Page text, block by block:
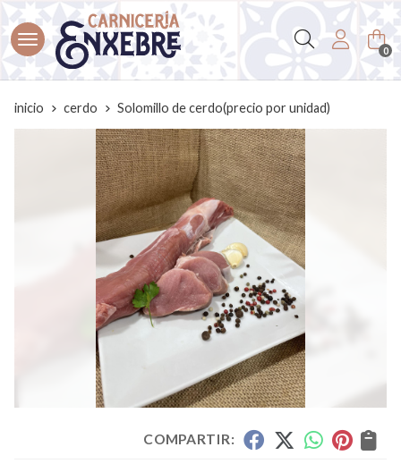
Buscar 0
inicio cerdo Solomillo de cerdo(precio por unidad)
COMPARTIR: